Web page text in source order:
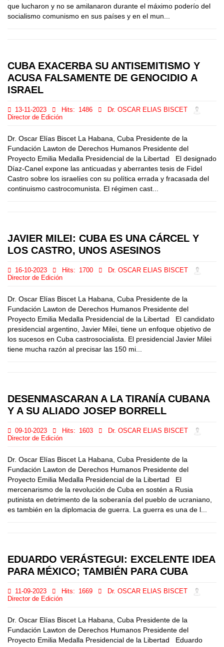
que lucharon y no se amilanaron durante el máximo poderío del
socialismo comunismo en sus países y en el mun...
CUBA EXACERBA SU ANTISEMITISMO Y
ACUSA FALSAMENTE DE GENOCIDIO A
ISRAEL
13-11-2023 Hits: 1486
Dr. OSCAR ELIAS BISCET
Director de Edición
Dr. Oscar Elías Biscet La Habana, Cuba Presidente de la
Fundación Lawton de Derechos Humanos Presidente del
Proyecto Emilia Medalla Presidencial de la Libertad El designado
Díaz-Canel expone las anticuadas y aberrantes tesis de Fidel
Castro sobre los israelíes con su política errada y fracasada del
continuismo castrocomunista. El régimen cast...
JAVIER MILEI: CUBA ES UNA CÁRCEL Y
LOS CASTRO, UNOS ASESINOS
16-10-2023 Hits: 1700
Dr. OSCAR ELIAS BISCET
Director de Edición
Dr. Oscar Elías Biscet La Habana, Cuba Presidente de la
Fundación Lawton de Derechos Humanos Presidente del
Proyecto Emilia Medalla Presidencial de la Libertad El candidato
presidencial argentino, Javier Milei, tiene un enfoque objetivo de
los sucesos en Cuba castrosocialista. El presidencial Javier Milei
tiene mucha razón al precisar las 150 mi...
DESENMASCARAN A LA TIRANÍA CUBANA
Y A SU ALIADO JOSEP BORRELL
09-10-2023 Hits: 1603
Dr. OSCAR ELIAS BISCET
Director de Edición
Dr. Oscar Elías Biscet La Habana, Cuba Presidente de la
Fundación Lawton de Derechos Humanos Presidente del
Proyecto Emilia Medalla Presidencial de la Libertad El
mercenarismo de la revolución de Cuba en sostén a Rusia
putinista en detrimento de la soberanía del pueblo de ucraniano,
es también en la diplomacia de guerra. La guerra es una de l...
EDUARDO VERÁSTEGUI: EXCELENTE IDEA
PARA MÉXICO; TAMBIÉN PARA CUBA
11-09-2023 Hits: 1669
Dr. OSCAR ELIAS BISCET
Director de Edición
Dr. Oscar Elías Biscet La Habana, Cuba Presidente de la
Fundación Lawton de Derechos Humanos Presidente del
Proyecto Emilia Medalla Presidencial de la Libertad Eduardo